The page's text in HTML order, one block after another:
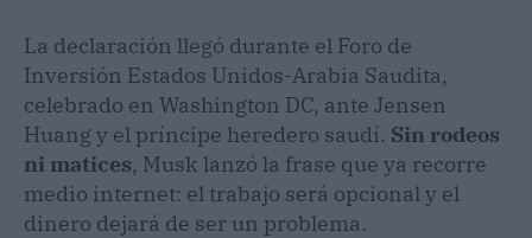
La declaración llegó durante el Foro de
Inversión Estados Unidos-Arabia Saudita,
celebrado en Washington DC, ante Jensen
Huang y el príncipe heredero saudí. Sin rodeos
ni matices, Musk lanzó la frase que ya recorre
medio internet: el trabajo será opcional y el
dinero dejará de ser un problema.